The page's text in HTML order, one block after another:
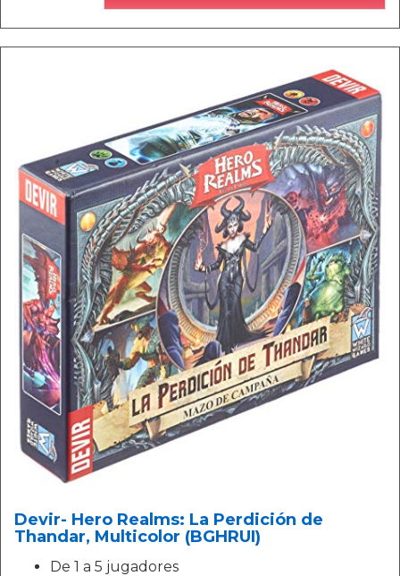
Devir- Hero Realms: La Perdición de
Thandar, Multicolor (BGHRUI)
De 1 a 5 jugadores